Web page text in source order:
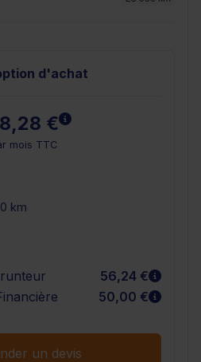
d'achat
€ En savoir plus
mois TTC
km
56,24 €
En
50,00 € En
un devis